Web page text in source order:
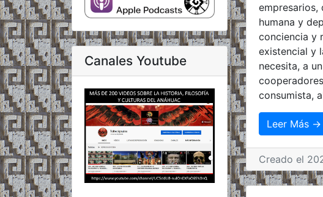
Canales Youtube
empresarios,
humana y
conciencia y
existencial y
necesita, a
consumista,
Leer Más →
Creado el